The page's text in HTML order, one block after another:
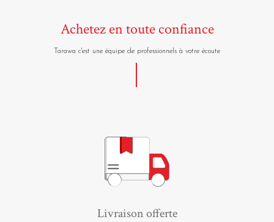
Achetez en toute confiance
Tarawa c'est une équipe de professionnels à votre écoute
Livraison offerte